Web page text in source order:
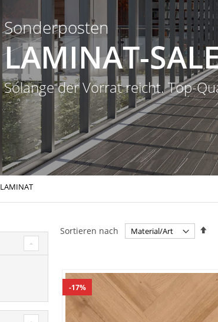
Sonderposten
LAMINAT-
Solange der Vorrat reicht. Top-
LAMINAT
Sortieren nach
In
17%